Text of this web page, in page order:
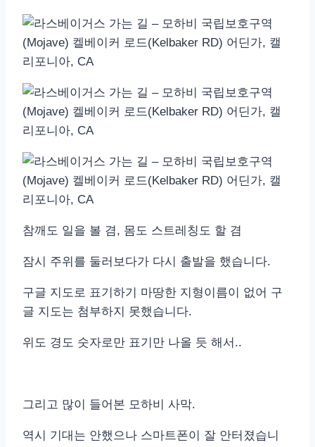
참깨도 일을 볼 겸, 몸도 스트레칭도 할 겸
잠시 주위를 둘러보다가 다시 출발을 했습니다.
구글 지도로 표기하기 마땅한 지형이름이 없어 구
글 지도는 첨부하지 못했습니다.
위도 경도 숫자로만 표기만 나올 듯 해서..
그리고 많이 들어본 모하비 사막.
역시 기대는 안했으나 스마트폰이 잘 안터졌습니